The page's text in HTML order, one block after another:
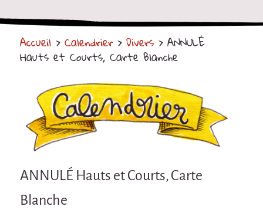
Les Chapiteaux
Partenaires
En tournée
Attraction Capillaire
BLANC
Courbatures
Courbatures
La Brise de la Pastille
Accueil > Calendrier> Divers > ANNULÉ
Hauts et Courts, Carte Blanche
ANNULÉ Hauts et Courts, Carte
Blanche